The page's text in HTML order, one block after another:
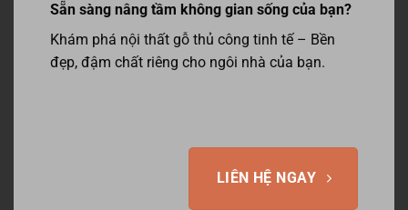
Sẵn sàng nâng tầm không gian sống của bạn?
Khám phá nội thất gỗ thủ công tinh tế – Bền
đẹp, đậm chất riêng cho ngôi nhà của bạn.
LIÊN HỆ NGAY